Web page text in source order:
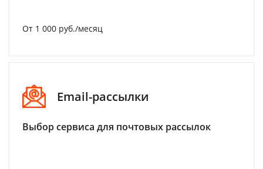
От 1 000 руб./месяц
Email-рассылки
Выбор сервиса для почтовых рассылок